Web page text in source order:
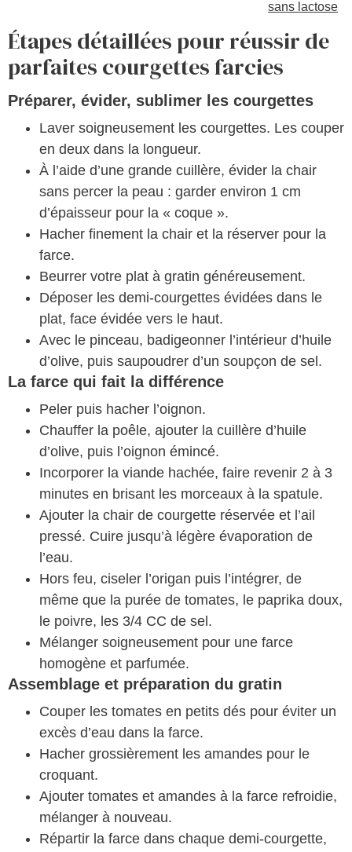
sans lactose
Étapes détaillées pour réussir de
parfaites courgettes farcies
Préparer, évider, sublimer les courgettes
Laver soigneusement les courgettes. Les couper
en deux dans la longueur.
À l’aide d’une grande cuillère, évider la chair
sans percer la peau : garder environ 1 cm
d’épaisseur pour la « coque ».
Hacher finement la chair et la réserver pour la
farce.
Beurrer votre plat à gratin généreusement.
Déposer les demi-courgettes évidées dans le
plat, face évidée vers le haut.
Avec le pinceau, badigeonner l’intérieur d’huile
d’olive, puis saupoudrer d’un soupçon de sel.
La farce qui fait la différence
Peler puis hacher l’oignon.
Chauffer la poêle, ajouter la cuillère d’huile
d’olive, puis l’oignon émincé.
Incorporer la viande hachée, faire revenir 2 à 3
minutes en brisant les morceaux à la spatule.
Ajouter la chair de courgette réservée et l’ail
pressé. Cuire jusqu’à légère évaporation de
l’eau.
Hors feu, ciseler l’origan puis l’intégrer, de
même que la purée de tomates, le paprika doux,
le poivre, les 3/4 CC de sel.
Mélanger soigneusement pour une farce
homogène et parfumée.
Assemblage et préparation du gratin
Couper les tomates en petits dés pour éviter un
excès d’eau dans la farce.
Hacher grossièrement les amandes pour le
croquant.
Ajouter tomates et amandes à la farce refroidie,
mélanger à nouveau.
Répartir la farce dans chaque demi-courgette,